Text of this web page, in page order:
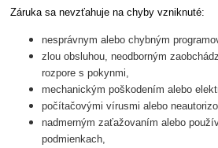
Záruka sa nevzťahuje na chyby vzniknuté:
nesprávnym alebo chybným
zlou obsluhou, neodborným
rozpore s pokynmi,
mechanickým poškodením alebo
počítačovými vírusmi alebo
nadmerným zaťažovaním alebo
podmienkach,